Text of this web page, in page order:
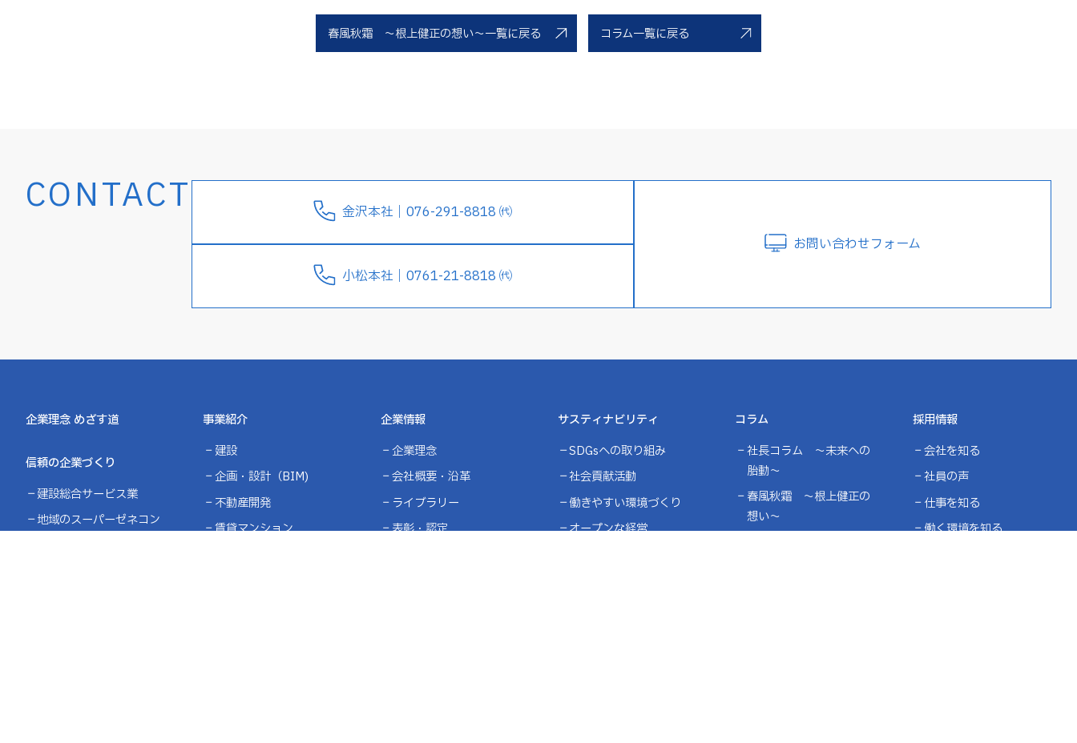
春風秋霜 ～根上健正の想い～一覧に戻る コラム一覧に戻る
CONTACT 金沢本社｜076-291-8818 ㈹
小松本社｜0761-21-8818 ㈹
お問い合わせフォーム
企業理念 めざす道
信頼の企業づくり
建設総合サービス業
地域のスーパーゼネコン
事業紹介
建設
企画・設計（BIM)
不動産開発
賃貸マンション
企業情報
企業理念
会社概要・沿革
ライブラリー
表彰・認定
サスティナビリティ
SDGsへの取り組み
社会貢献活動
働きやすい環境づくり
オープンな経営
コラム
社長コラム ～未来への
胎動～
春風秋霜 ～根上健正の
想い～
採用情報
会社を知る
社員の声
仕事を知る
働く環境を知る